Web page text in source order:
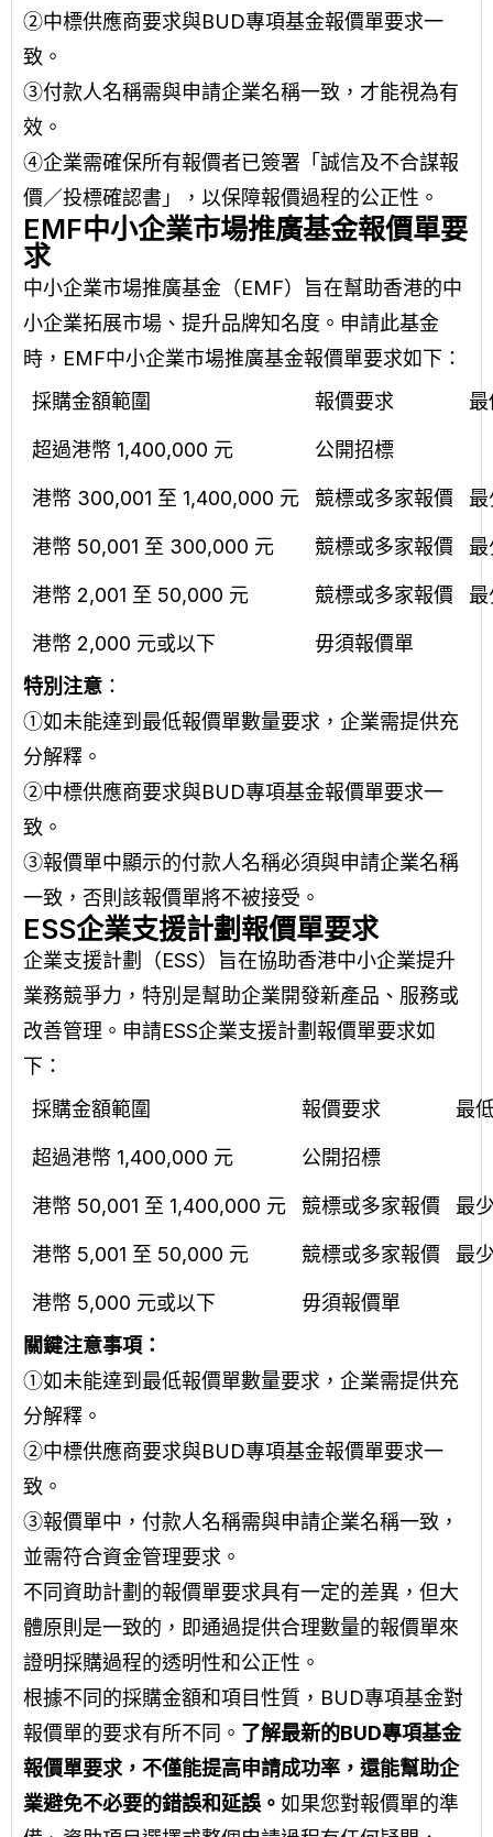
②中標供應商要求與BUD專項基金報價單要求一
致。
③付款人名稱需與申請企業名稱一致，才能視為有
效。
④企業需確保所有報價者已簽署「誠信及不合謀報
價／投標確認書」，以保障報價過程的公正性。
EMF中小企業市場推廣基金報價單要
求
中小企業市場推廣基金（EMF）旨在幫助香港的中
小企業拓展市場、提升品牌知名度。申請此基金
時，EMF中小企業市場推廣基金報價單要求如下：
採購金額範圍
報價要求
超過港幣 1,400,000 元 公開招標
港幣 300,001 至 1,400,000 元 競標或多家報價
港幣 50,001 至 300,000 元 競標或多家報價
港幣 2,001 至 50,000 元 競標或多家報價
港幣 2,000 元或以下
毋須報價單
特別注意 ：
①如未能達到最低報價單數量要求，企業需提供充
分解釋。
②中標供應商要求與BUD專項基金報價單要求一
致。
③報價單中顯示的付款人名稱必須與申請企業名稱
一致，否則該報價單將不被接受。
ESS企業支援計劃報價單要求
企業支援計劃（ESS）旨在協助香港中小企業提升
業務競爭力，特別是幫助企業開發新產品、服務或
改善管理。申請ESS企業支援計劃報價單要求如
下：
採購金額範圍
報價要求 最
超過港幣 1,400,000 元 公開招標
港幣 50,001 至 1,400,000 元 競標或多家報價 最
港幣 5,001 至 50,000 元 競標或多家報價 最
港幣 5,000 元或以下
毋須報價單
關鍵注意事項：
①如未能達到最低報價單數量要求，企業需提供充
分解釋。
②中標供應商要求與BUD專項基金報價單要求一
致。
③報價單中，付款人名稱需與申請企業名稱一致，
並需符合資金管理要求。
不同資助計劃的報價單要求具有一定的差異，但大
體原則是一致的，即通過提供合理數量的報價單來
證明採購過程的透明性和公正性。
根據不同的採購金額和項目性質，BUD專項基金對
報價單的要求有所不同。 了解最新的BUD專項基金
報價單要求，不僅能提高申請成功率，還能幫助企
業避免不必要的錯誤和延誤。 如果您對報價單的準